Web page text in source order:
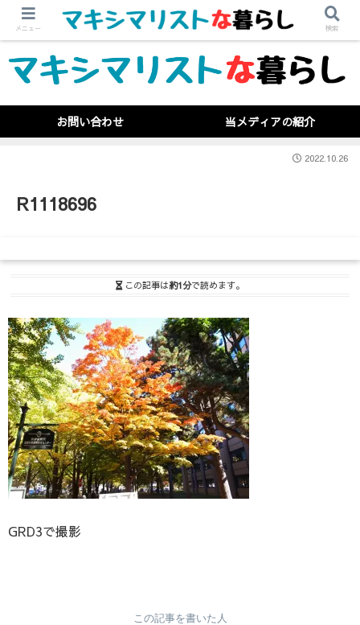
お問い合わせ 当メディアの紹介
R1118696
2022.10.26
この記事は約1分で読めます。
GRD3で撮影
この記事を書いた人
メニュー 検索